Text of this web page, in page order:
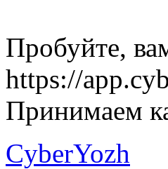
Пробуйте,
https://
Принимаем
CyberYozh